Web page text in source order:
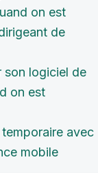
on est
de
son logiciel de
on est
avec
mobile